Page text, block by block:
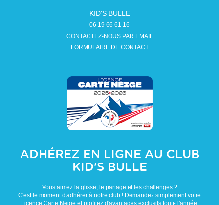
KID'S BULLE
06 19 66 61 16
CONTACTEZ-NOUS PAR EMAIL
FORMULAIRE DE CONTACT
ADHÉREZ EN LIGNE AU CLUB
KID'S BULLE
Vous aimez la glisse, le partage et les challenges ?
C'est le moment d'adhérer à notre club ! Demandez simplement votre
Licence Carte Neige et profitez d'avantages exclusifs toute l'année.